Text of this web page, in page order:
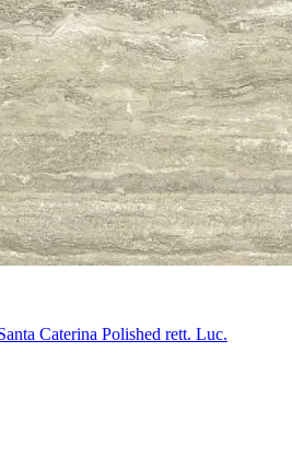
Caterina Polished rett. Luc.